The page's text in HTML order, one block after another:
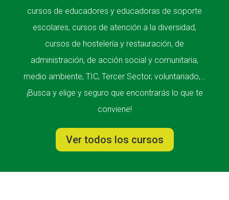
cursos de educadores y educadoras de soporte
escolares, cursos de atención a la diversidad,
cursos de hostelería y restauración, de
administración, de acción social y comunitaria,
medio ambiente, TIC, Tercer Sector, voluntariado,…
¡Busca y elige y seguro que encontrarás lo que te
conviene!
Ver todos los cursos